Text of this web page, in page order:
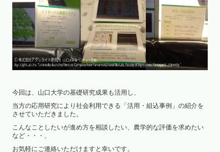
今回は、山口大学の基礎研究成果も活用し、
当方の応用研究により社会利用できる「活用・組込事例」の紹介を
させていただきました。
こんなことしたいが進め方を相談したい、農学的な評価を求めたい
など・・・、
お気軽にご連絡いただけますと幸いです。